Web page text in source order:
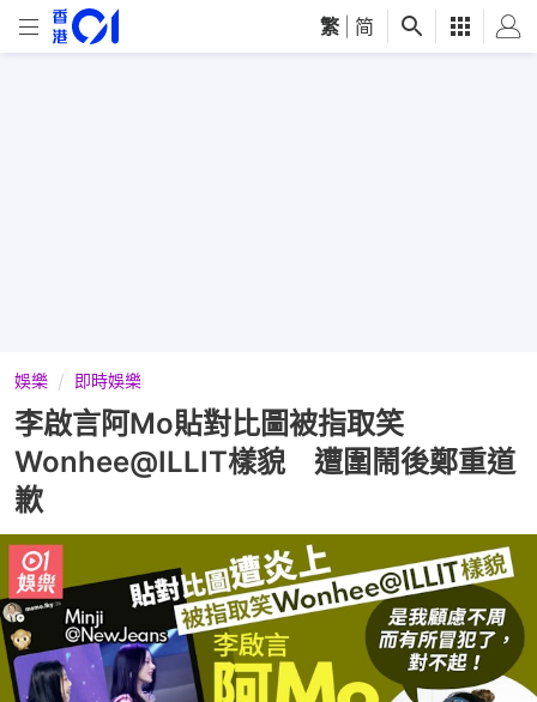
繁 简
娛樂 即時娛樂
李啟言阿Mo貼對比圖被指取笑
Wonhee@ILLIT樣貌 遭圍鬧後鄭重道
歉